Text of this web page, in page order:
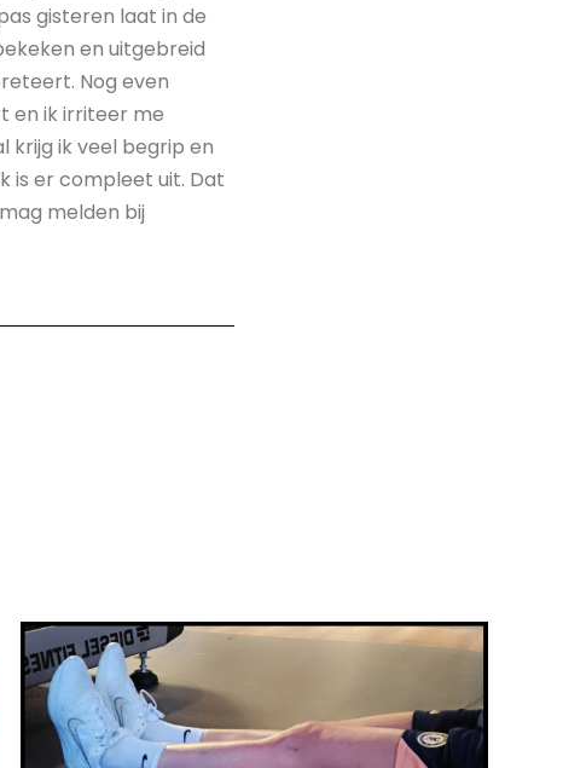
gisteren laat in de
en uitgebreid
Nog even
en ik irriteer me
krijg ik veel begrip en
is er compleet uit. Dat
melden bij